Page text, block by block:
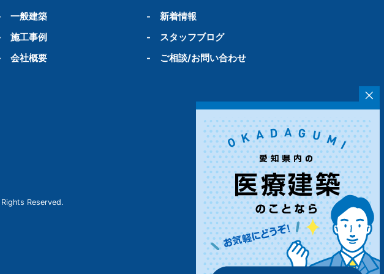
一般建築
施工事例
会社概要
- 新着情報
- スタッフブログ
- ご相談/お問い合わせ
Reserved.